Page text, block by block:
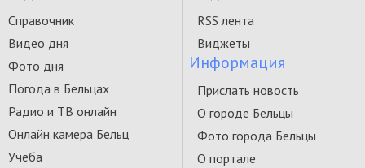
Справочник
Видео дня
Фото дня
Погода в Бельцах
Радио и ТВ онлайн
Онлайн камера Бельц
Учёба
RSS лента
Виджеты
Информация
Прислать новость
О городе Бельцы
Фото города Бельцы
О портале